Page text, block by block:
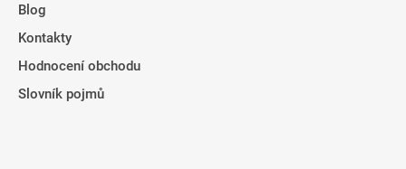
Blog
Kontakty
Hodnocení obchodu
Slovník pojmů